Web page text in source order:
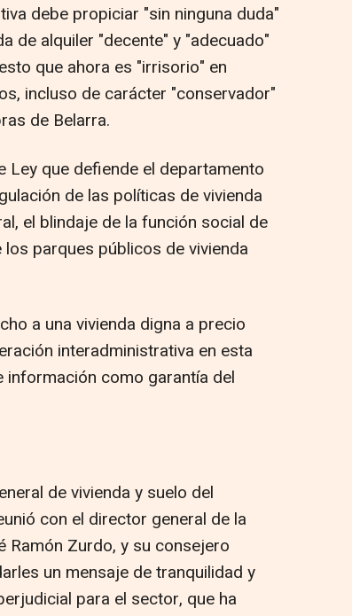
debe propiciar "sin ninguna duda"
de alquiler "decente" y "adecuado"
que ahora es "irrisorio" en
incluso de carácter "conservador"
de Belarra.
que defiende el departamento
de las políticas de vivienda
el blindaje de la función social de
parques públicos de vivienda
a una vivienda digna a precio
interadministrativa en esta
información como garantía del
de vivienda y suelo del
con el director general de la
Ramón Zurdo, y su consejero
un mensaje de tranquilidad y
para el sector, que ha